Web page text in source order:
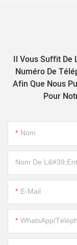
Il Vous Suffit De
Numéro De
Afin Que Nous
Pour
Nom
Nom De
E-Mail
WhatsApp/